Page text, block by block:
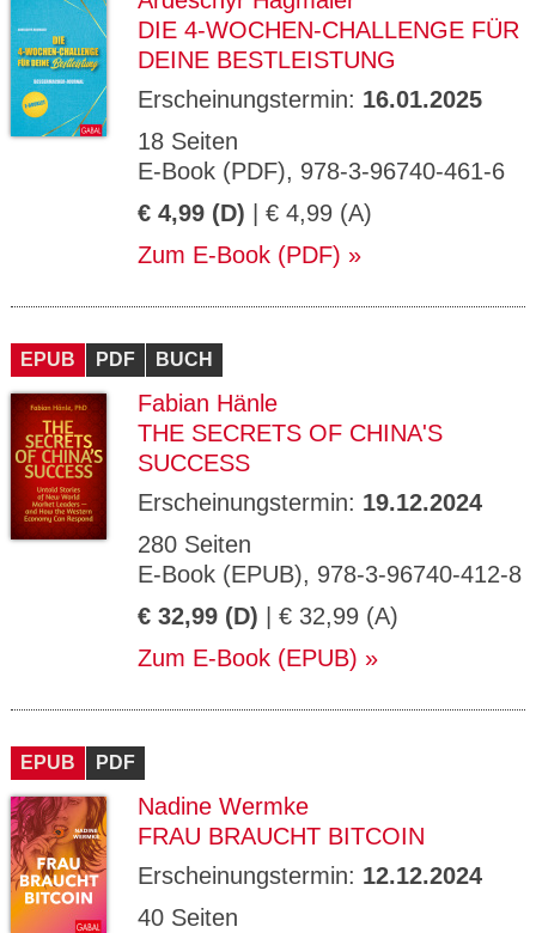
DIE 4-WOCHEN-CHALLENGE FÜR
DEINE BESTLEISTUNG
Erscheinungstermin: 16.01.2025
18 Seiten
E-Book (PDF), 978-3-96740-461-6
€ 4,99 (D) | € 4,99 (A)
Zum E-Book (PDF)
EPUB PDF BUCH
Fabian Hänle
THE SECRETS OF CHINA'S
SUCCESS
Erscheinungstermin: 19.12.2024
280 Seiten
E-Book (EPUB), 978-3-96740-412-8
€ 32,99 (D) | € 32,99 (A)
Zum E-Book (EPUB)
EPUB PDF
Nadine Wermke
FRAU BRAUCHT BITCOIN
Erscheinungstermin: 12.12.2024
40 Seiten